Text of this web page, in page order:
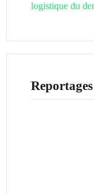
logistique du
Reportages